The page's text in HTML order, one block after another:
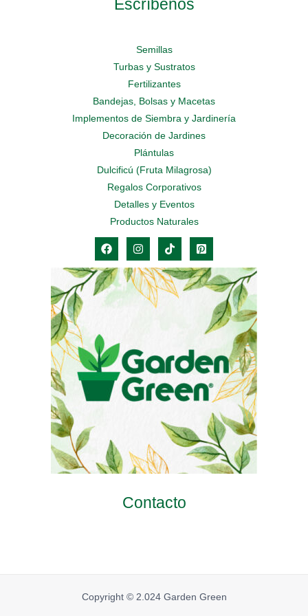
Escríbenos
Semillas
Turbas y Sustratos
Fertilizantes
Bandejas, Bolsas y Macetas
Implementos de Siembra y Jardinería
Decoración de Jardines
Plántulas
Dulcificú (Fruta Milagrosa)
Regalos Corporativos
Detalles y Eventos
Productos Naturales
Contacto
Copyright © 2.024 Garden Green